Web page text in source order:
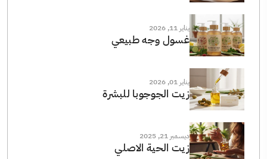
يناير 11, 2026
غسول وجه طبيعي
يناير 01, 2026
زيت الجوجوبا للبشرة
ديسمبر 21, 2025
زيت الحية الاصلي